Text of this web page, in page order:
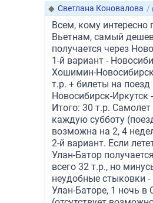
◆ Светлана Коновалова /
Всем, кому интересно
Вьетнам, самый
получается через
1-й вариант -
Хошимин-
т.р. + билеты на поезд
Новосибирск-Иркутск
Итого: 30 т.р. Самолет
каждую субботу
возможна на 2, 4
2-й вариант. Если
Улан-Батор
всего 32 т.р., но
неудобные стыковки -
Улан-Баторе, 1 ночь в